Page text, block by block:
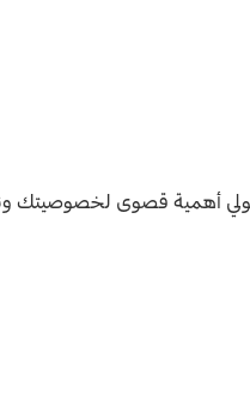
أهمية قصوى لخصوصيتك